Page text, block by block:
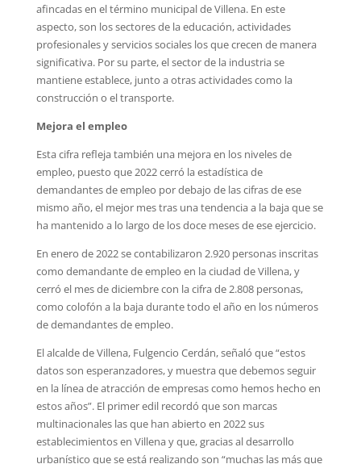
afincadas en el término municipal de Villena. En este
aspecto, son los sectores de la educación, actividades
profesionales y servicios sociales los que crecen de manera
significativa. Por su parte, el sector de la industria se
mantiene establece, junto a otras actividades como la
construcción o el transporte.
Mejora el empleo
Esta cifra refleja también una mejora en los niveles de
empleo, puesto que 2022 cerró la estadística de
demandantes de empleo por debajo de las cifras de ese
mismo año, el mejor mes tras una tendencia a la baja que se
ha mantenido a lo largo de los doce meses de ese ejercicio.
En enero de 2022 se contabilizaron 2.920 personas inscritas
como demandante de empleo en la ciudad de Villena, y
cerró el mes de diciembre con la cifra de 2.808 personas,
como colofón a la baja durante todo el año en los números
de demandantes de empleo.
El alcalde de Villena, Fulgencio Cerdán, señaló que “estos
datos son esperanzadores, y muestra que debemos seguir
en la línea de atracción de empresas como hemos hecho en
estos años”. El primer edil recordó que son marcas
multinacionales las que han abierto en 2022 sus
establecimientos en Villena y que, gracias al desarrollo
urbanístico que se está realizando son “muchas las más que